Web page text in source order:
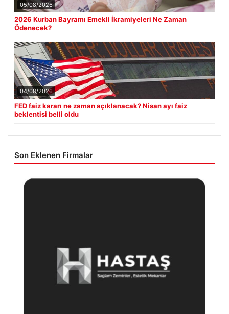
05/08/2026
2026 Kurban Bayramı Emekli İkramiyeleri Ne Zaman
Ödenecek?
04/08/2026
FED faiz kararı ne zaman açıklanacak? Nisan ayı faiz
beklentisi belli oldu
Son Eklenen Firmalar